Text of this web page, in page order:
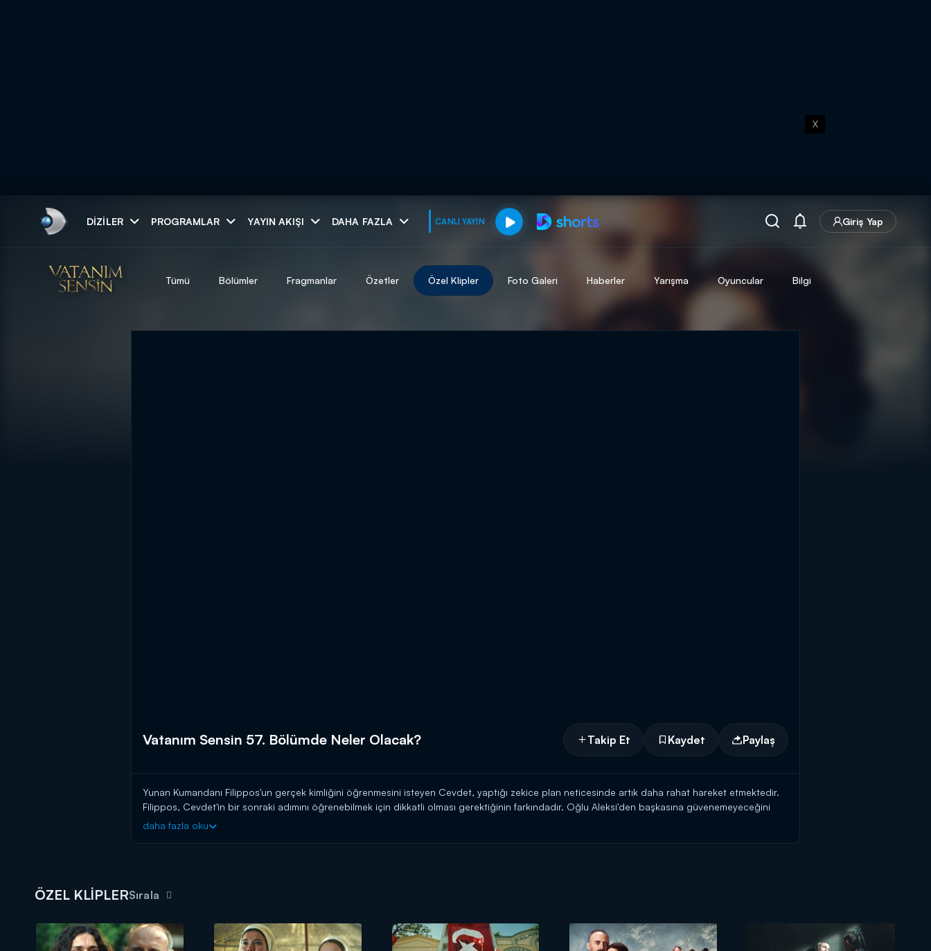
X
DIZILER PROGRAMLAR YAYIN AKIŞI DAHA FAZLA CANLI YAYIN Giriş Yap
muhteşem ikili
Tümü Bölümler Fragmanlar Özetler Özel Klipler Foto Galeri Haberler Yarışma Oyuncular Bilgi
Vatanım Sensin 57. Bölümde Neler Olacak? Takip Et Kaydet Paylaş
Yunan Kumandanı Filippos'un gerçek kimliğini öğrenmesini isteyen Cevdet, yaptığı zekice plan neticesinde artık daha rahat hareket etmektedir.
Filippos, Cevdet'in bir sonraki adımını öğrenebilmek için dikkatli olması gerektiğinin farkındadır. Oğlu Aleksi'den başkasına güvenemeyeceğini
düşünen Filippos, Aleksi'nin de Cevdet ve ailesine olan öfkesini kullanmak ister.
daha fazla oku
ÖZEL KLİPLERSırala